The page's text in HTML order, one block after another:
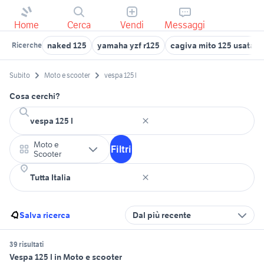
Home Cerca Vendi Messaggi
Ricerche naked 125 yamaha yzf r125 cagiva mito 125 usata
Subito Moto e scooter vespa 125 l
Cosa cerchi?
Moto e
Scooter
Filtri
Salva ricerca Dal più recente
39 risultati
Vespa 125 l in Moto e scooter